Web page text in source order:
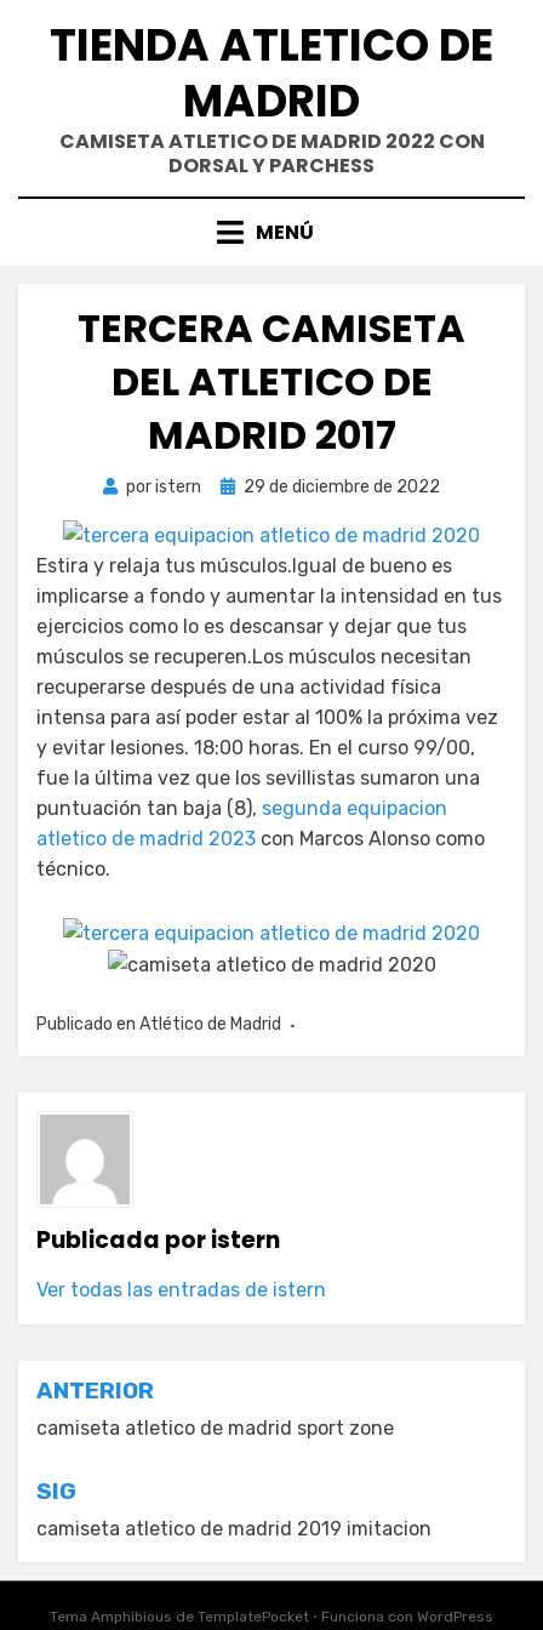
TIENDA ATLETICO DE
MADRID
CAMISETA ATLETICO DE MADRID 2022 CON
DORSAL Y PARCHESS
MENÚ
TERCERA CAMISETA
DEL ATLETICO DE
MADRID 2017
poristern
Publicada
29 de diciembre de 2022
Estira y relaja tus músculos.Igual de bueno es
implicarse a fondo y aumentar la intensidad en tus
ejercicios como lo es descansar y dejar que tus
músculos se recuperen.Los músculos necesitan
recuperarse después de una actividad física
intensa para así poder estar al 100% la próxima vez
y evitar lesiones. 18:00 horas. En el curso 99/00,
fue la última vez que los sevillistas sumaron una
puntuación tan baja (8), segunda equipacion
atletico de madrid 2023 con Marcos Alonso como
técnico.
Publicado en Atlético de Madrid
Publicada poristern
Ver todas las entradas de istern
Navegación
de
entradas
ANTERIOR
camiseta atletico de madrid sport zone
SIG
camiseta atletico de madrid 2019 imitacion
Tema Amphibious de TemplatePocket ⋅ Funciona con WordPress